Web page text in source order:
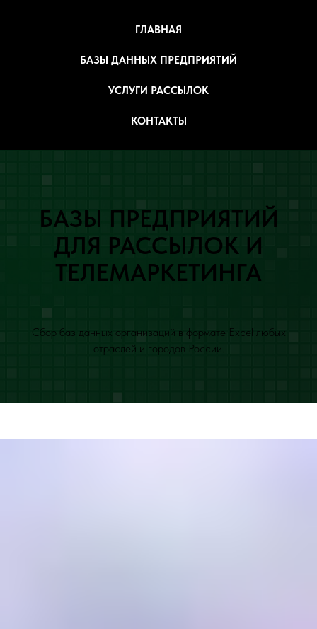
ГЛАВНАЯ
БАЗЫ ДАННЫХ ПРЕДПРИЯТИЙ
УСЛУГИ РАССЫЛОК
КОНТАКТЫ
БАЗЫ ПРЕДПРИЯТИЙ
ДЛЯ РАССЫЛОК И
ТЕЛЕМАРКЕТИНГА
Сбор баз данных организаций в формате Excel любых
отраслей и городов России.